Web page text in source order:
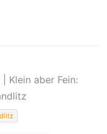
Klein aber Fein: